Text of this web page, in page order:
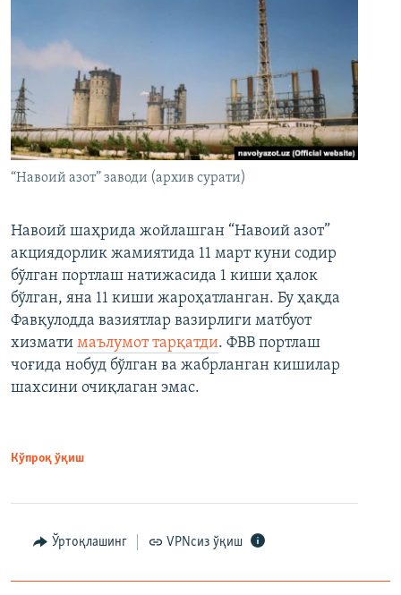
“Навоий азот” заводи (архив сурати)
Навоий шаҳрида жойлашган “Навоий азот”
акциядорлик жамиятида 11 март куни содир
бўлган портлаш натижасида 1 киши ҳалок
бўлган, яна 11 киши жароҳатланган. Бу ҳақда
Фавқулодда вазиятлар вазирлиги матбуот
хизмати маълумот тарқатди. ФВВ портлаш
чоғида нобуд бўлган ва жабрланган кишилар
шахсини очиқлаган эмас.
Кўпроқ ўқиш
Ўртоқлашинг VPNсиз ўқиш